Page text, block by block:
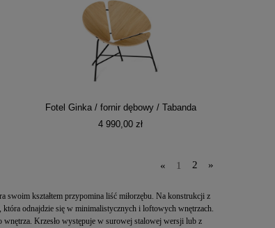
Fotel Ginka / fornir dębowy / Tabanda
4 990,00 zł
« 1 2 »
swoim kształtem przypomina liść miłorzębu. Na konstrukcji z
która odnajdzie się w minimalistycznych i loftowych wnętrzach.
wnętrza. Krzesło występuje w surowej stalowej wersji lub z